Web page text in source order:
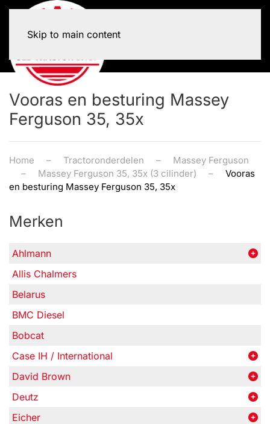
Skip to main content
Vooras en besturing Massey
Ferguson 35, 35x
Home Tractoronderdelen
Massey Ferguson
Massey Ferguson 35, 35x (3 cilinder)
Vooras
en besturing Massey Ferguson 35, 35x
Merken
Ahlmann
Allis Chalmers
Belarus
BMC Diesel
Bobcat
Case IH / International
David Brown
Deutz
Eicher